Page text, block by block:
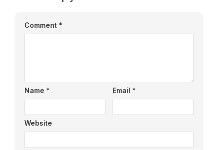
Comment *
Name * Email *
Website